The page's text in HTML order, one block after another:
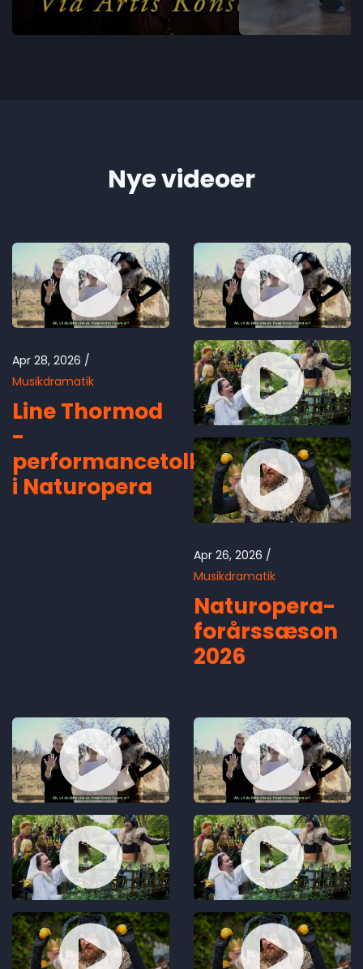
Nye videoer
Apr 28, 2026
Musikdramatik
Line Thormod
-
performancetolk
i Naturopera
Apr 26, 2026
Musikdramatik
Naturopera-
forårssæson
2026